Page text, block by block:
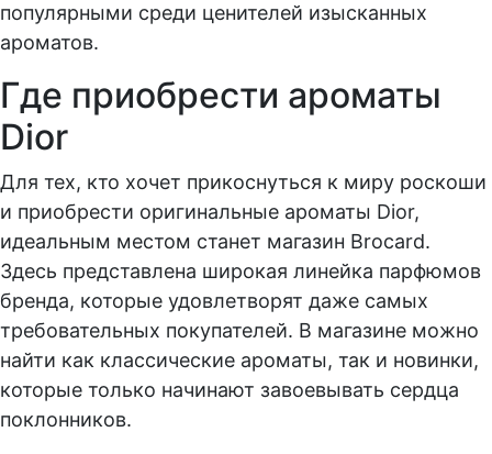
популярными среди ценителей изысканных
ароматов.
Где приобрести ароматы
Dior
Для тех, кто хочет прикоснуться к миру роскоши
и приобрести оригинальные ароматы Dior,
идеальным местом станет магазин Brocard.
Здесь представлена широкая линейка парфюмов
бренда, которые удовлетворят даже самых
требовательных покупателей. В магазине можно
найти как классические ароматы, так и новинки,
которые только начинают завоевывать сердца
поклонников.